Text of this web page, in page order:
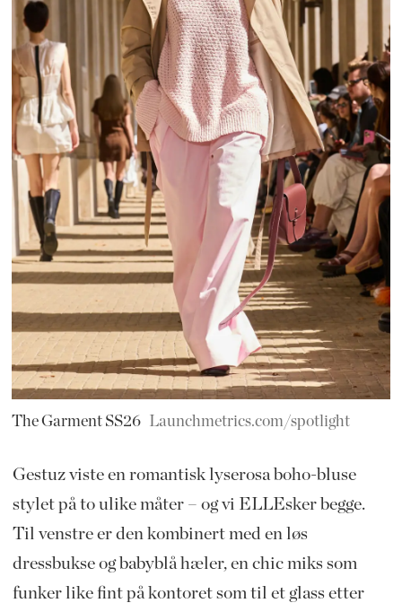
The Garment SS26 Launchmetrics.com/spotlight
Gestuz viste en romantisk lyserosa boho-bluse
stylet på to ulike måter – og vi ELLEsker begge.
Til venstre er den kombinert med en løs
dressbukse og babyblå hæler, en chic miks som
funker like fint på kontoret som til et glass etter